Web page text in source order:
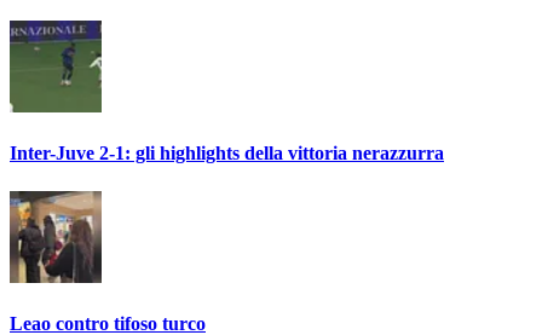
Inter-Juve 2-1: gli highlights della vittoria nerazzurra
Leao contro tifoso turco